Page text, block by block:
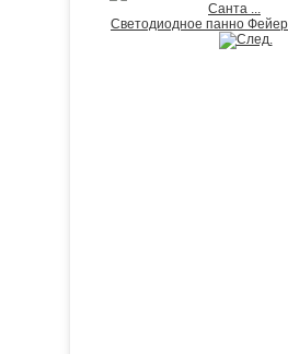
Санта ...
Светодиодное панно